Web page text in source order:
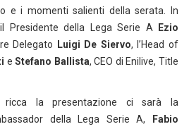
e i momenti salienti della serata. In
Presidente della Lega Serie A Ezio
Delegato Luigi De Siervo, l’Head of
eStefano Ballista, CEO di Enilive, Title
la presentazione ci sarà la
della Lega Serie A,
Fabio